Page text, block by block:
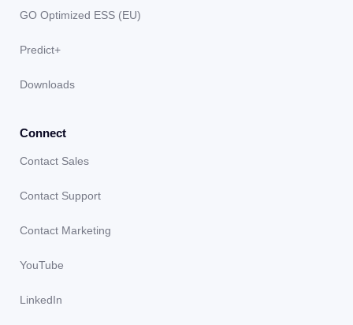
GO Optimized ESS (EU)
Predict+
Downloads
Connect
Contact Sales
Contact Support
Contact Marketing
YouTube
LinkedIn